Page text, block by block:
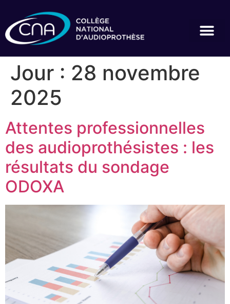
Jour : 28 novembre
2025
Attentes professionnelles
des audioprothésistes : les
résultats du sondage
ODOXA